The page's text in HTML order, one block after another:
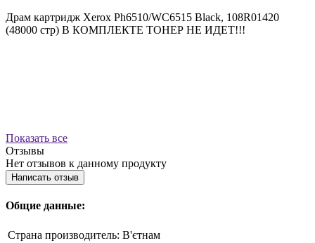
Драм картридж Xerox Ph6510/WC6515 Black, 108R01420
(48000 стр) В КОМПЛЕКТЕ ТОНЕР НЕ ИДЕТ!!!
Показать все
Отзывы
Нет отзывов к данному продукту
Написать отзыв
Общие данные:
Страна производитель: В'єтнам